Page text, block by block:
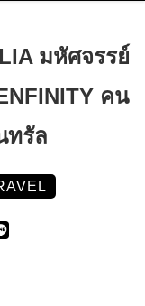
มหัศจรรย์
คน
ทรัล